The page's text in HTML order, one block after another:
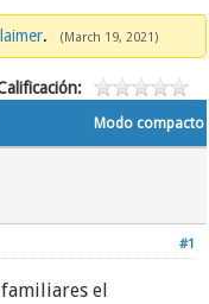
. (March 19, 2021)
Modo compacto
#1
el